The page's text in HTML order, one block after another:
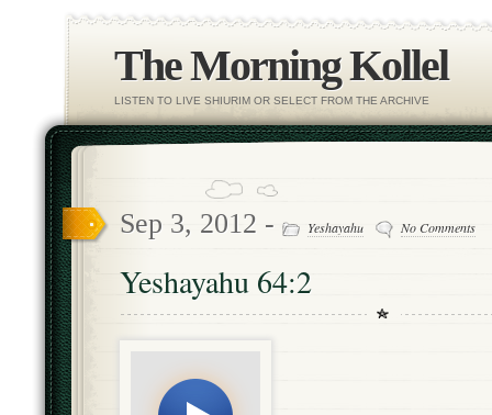
The Morning Kollel
LISTEN TO LIVE SHIURIM OR SELECT FROM THE ARCHIVE
Sep 3, 2012 - Yeshayahu No Comments
Yeshayahu 64:2